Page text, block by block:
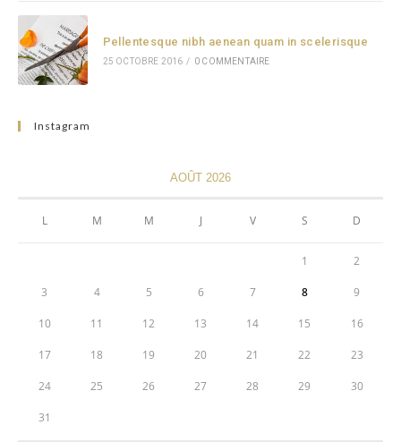
Pellentesque nibh aenean quam in scelerisque
25 OCTOBRE 2016 / 0 COMMENTAIRE
Instagram
AOÛT 2026
L M M J V S D
1 2
3 4 5 6 7 8 9
10 11 12 13 14 15 16
17 18 19 20 21 22 23
24 25 26 27 28 29 30
31